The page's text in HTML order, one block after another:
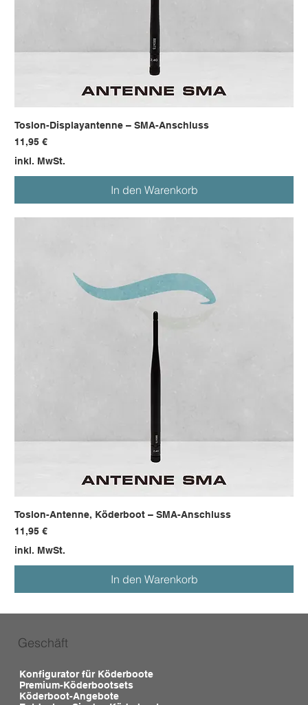
Toslon-Displayantenne – SMA-Anschluss
Preis
11,95 €
inkl. MwSt.
In den Warenkorb
Toslon-Antenne, Köderboot – SMA-Anschluss
Preis
11,95 €
inkl. MwSt.
In den Warenkorb
Geschäft
Konfigurator für Köderboote
Premium-Köderbootsets
Köderboot-Angebote